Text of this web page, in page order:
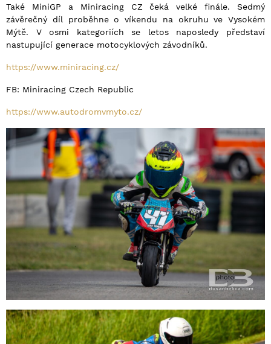
Také MiniGP a Miniracing CZ čeká velké finále. Sedmý
závěrečný díl proběhne o víkendu na okruhu ve Vysokém
Mýtě. V osmi kategoriích se letos naposledy představí
nastupující generace motocyklových závodníků.
https://www.miniracing.cz/
FB: Miniracing Czech Republic
https://www.autodromvmyto.cz/